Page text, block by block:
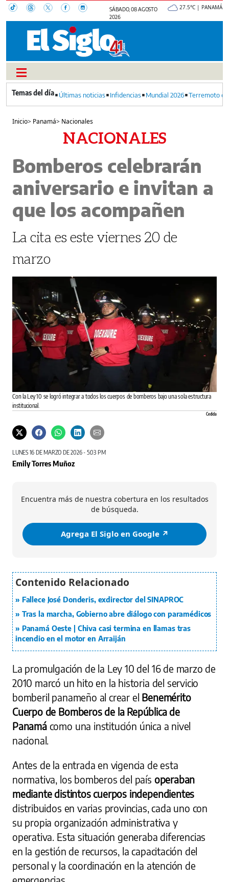
SÁBADO, 08 AGOSTO
2026
27.5°C | PANAMÁ
Últimas noticias Infidencias Mundial 2026 Terremoto
Inicio> Panamá> Nacionales
NACIONALES
Bomberos celebrarán
aniversario e invitan a
que los acompañen
La cita es este viernes 20 de
marzo
Con la Ley 10 se logró integrar a todos los cuerpos de bomberos bajo una sola estructura
institucional.
Cedida
LUNES 16 DE MARZO DE 2026 - 5:03 PM
Emily Torres Muñoz
Encuentra más de nuestra cobertura en los resultados
de búsqueda.
Agrega El Siglo en Google ↗️
Fallece José Donderis, exdirector del SINAPROC
Tras la marcha, Gobierno abre diálogo con paramédicos
Panamá Oeste | Chiva casi termina en llamas tras
incendio en el motor en Arraiján
La promulgación de la Ley 10 del 16 de marzo de
2010 marcó un hito en la historia del servicio
bomberil panameño al crear el Benemérito
Cuerpo de Bomberos de la República de
Panamácomo una institución única a nivel
nacional.
Antes de la entrada en vigencia de esta
normativa, los bomberos del país operaban
mediante distintos cuerpos independientes
distribuidos en varias provincias, cada uno con
su propia organización administrativa y
operativa. Esta situación generaba diferencias
en la gestión de recursos, la capacitación del
personal y la coordinación en la atención de